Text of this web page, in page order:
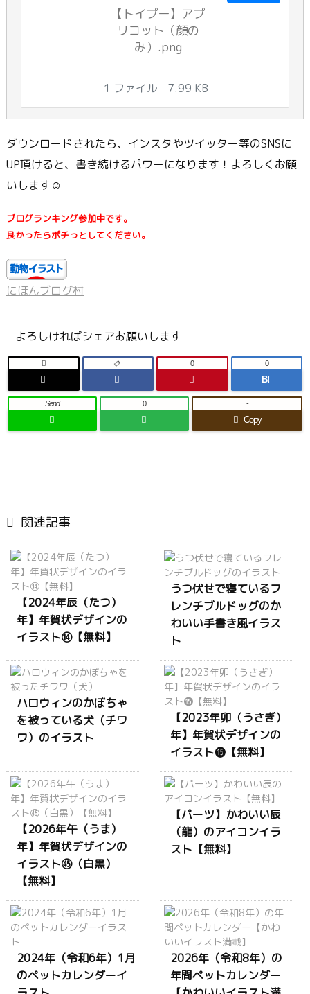
【トイプー】アプ
リコット（顔の
み）.png
1 ファイル 7.99 KB
ダウンロードされたら、インスタやツイッター等のSNSに
UP頂けると、書き続けるパワーになります！よろしくお願
いします☺
ブログランキング参加中です。
良かったらポチっとしてください。
にほんブログ村
よろしければシェアお願いします
 0
B!
0
Send 0
Copy
-
 関連記事
【2024年辰（たつ）
年】年賀状デザインの
イラスト⑭【無料】
うつ伏せで寝ているフ
レンチブルドッグのか
わいい手書き風イラス
ト
ハロウィンのかぼちゃ
を被っている犬（チワ
ワ）のイラスト
【2023年卯（うさぎ）
年】年賀状デザインの
イラスト⓯【無料】
【2026年午（うま）
年】年賀状デザインの
イラスト㊺（白黒）
【無料】
【パーツ】かわいい辰
（龍）のアイコンイラ
スト【無料】
2024年（令和6年）1月
のペットカレンダーイ
2026年（令和8年）の
年間ペットカレンダー